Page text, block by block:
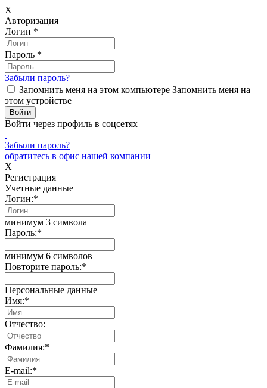
X
Авторизация
Логин *
Пароль *
Забыли пароль?
Запомнить меня на этом компьютере Запомнить меня на
этом устройстве
Войти через профиль в соцсетях
Забыли пароль?
обратитесь в офис нашей компании
X
Регистрация
Учетные данные
Логин:*
минимум 3 символа
Пароль:*
минимум 6 символов
Повторите пароль:*
Персональные данные
Имя:*
Отчество:
Фамилия:*
E-mail:*